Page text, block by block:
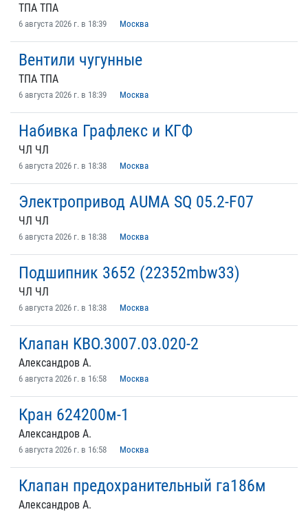
ТПА ТПА
6 августа 2026 г. в 18:39 Москва
Вентили чугунные
ТПА ТПА
6 августа 2026 г. в 18:39 Москва
Набивка Графлекс и КГФ
ЧЛ ЧЛ
6 августа 2026 г. в 18:38 Москва
Электропривод AUMA SQ 05.2-F07
ЧЛ ЧЛ
6 августа 2026 г. в 18:38 Москва
Подшипник 3652 (22352mbw33)
ЧЛ ЧЛ
6 августа 2026 г. в 18:38 Москва
Клапан KВО.3007.03.020-2
Александров А.
6 августа 2026 г. в 16:58 Москва
Кран 624200м-1
Александров А.
6 августа 2026 г. в 16:58 Москва
Клапан предохранительный га186м
Александров А.